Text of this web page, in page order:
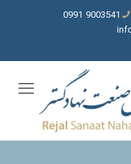
9003541 0991